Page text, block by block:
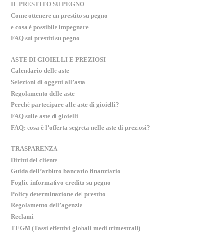
IL PRESTITO SU PEGNO
Come ottenere un prestito su pegno
e cosa è possibile impegnare
FAQ sui prestiti su pegno
ASTE DI GIOIELLI E PREZIOSI
Calendario delle aste
Selezioni di oggetti all’asta
Regolamento delle aste
Perchè partecipare alle aste di gioielli?
FAQ sulle aste di gioielli
FAQ: cosa è l’offerta segreta nelle aste di preziosi?
TRASPARENZA
Diritti del cliente
Guida dell’arbitro bancario finanziario
Foglio informativo credito su pegno
Policy determinazione del prestito
Regolamento dell’agenzia
Reclami
TEGM (Tassi effettivi globali medi trimestrali)